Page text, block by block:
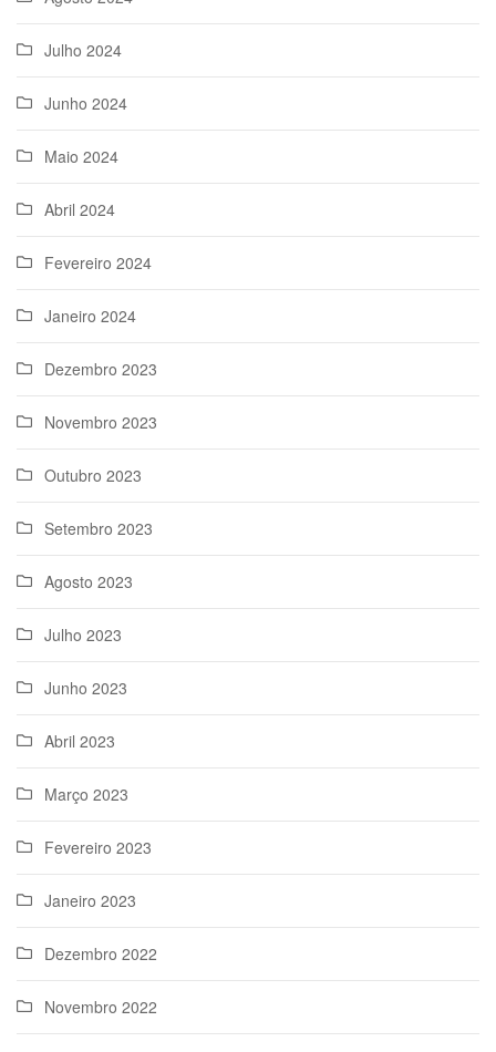
Julho 2024
Junho 2024
Maio 2024
Abril 2024
Fevereiro 2024
Janeiro 2024
Dezembro 2023
Novembro 2023
Outubro 2023
Setembro 2023
Agosto 2023
Julho 2023
Junho 2023
Abril 2023
Março 2023
Fevereiro 2023
Janeiro 2023
Dezembro 2022
Novembro 2022